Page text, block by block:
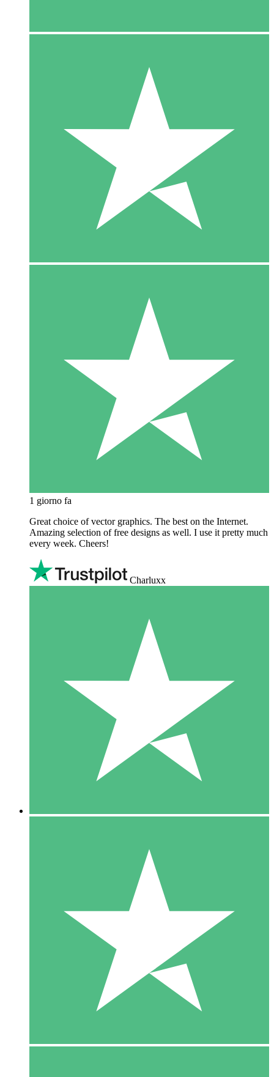
1 giorno fa
Great choice of vector graphics. The best on the Internet.
Amazing selection of free designs as well. I use it pretty much
every week. Cheers!
Charluxx